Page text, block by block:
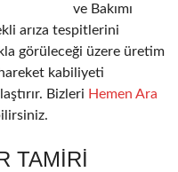
ve Bakımı
arıza tespitlerini
görüleceği üzere üretim
hareket kabiliyeti
Bizleri Hemen Ara
TAMIRI